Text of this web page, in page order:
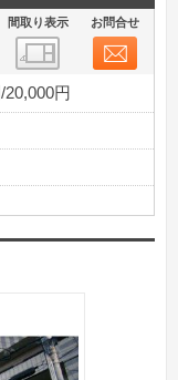
間取り表示 お問合せ
20,000円